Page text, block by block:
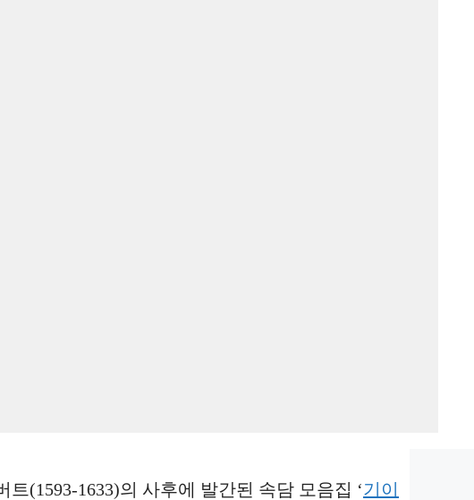
published collection of proverbs, ‘
(1593-1633)의 사후에 발간된 속담 모음집 ‘기이